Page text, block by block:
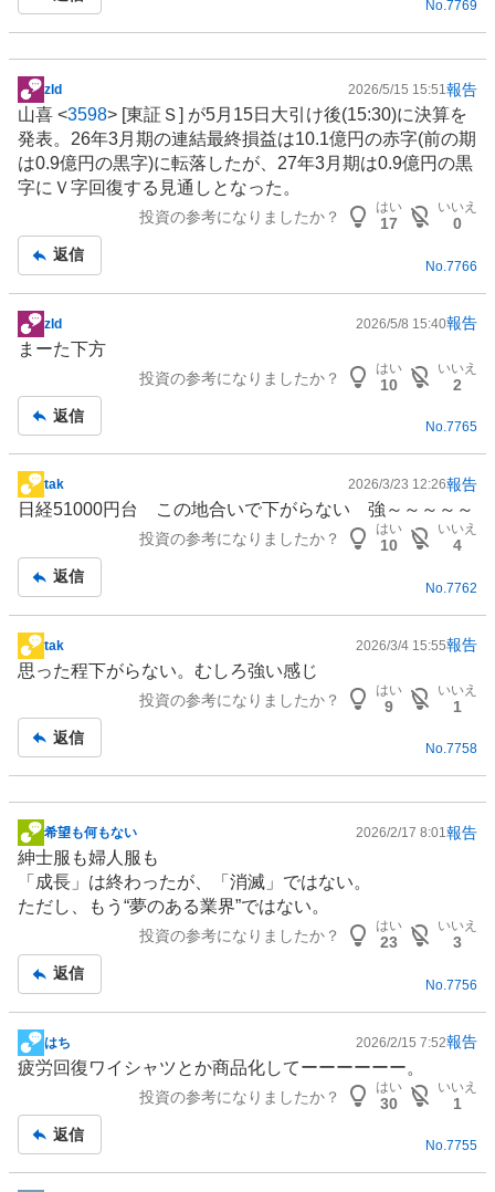
No.7769
掲
示
板
記
事
zld 2026/5/15 15:51報告
山喜 <3598> [東証Ｓ] が5月15日大引け後(15:30)に決算を
発表。26年3月期の連結最終損益は10.1億円の赤字(前の期
は0.9億円の黒字)に転落したが、27年3月期は0.9億円の黒
字にＶ字回復する見通しとなった。
投資の参考になりましたか？
はい
17
いいえ
0
返信
No. 7766
掲
示
事
zld 2026/5/8 15:40報告
まーた下方
投資の参考になりましたか？
はい
10
いいえ
2
返信
No.7765
掲
示
事
tak 2026/3/23 12:26報告
日経51000円台 この地合いで下がらない 強～～～～～
投資の参考になりましたか？
はい
10
いいえ
4
返信
No. 7762
掲
示
事
tak 2026/3/4 15:55報告
思った程下がらない。むしろ強い感じ
投資の参考になりましたか？
はい
9
いいえ
1
返信
No.7758
掲
示
記
希望も何もない 2026/2/17 8:01報告
紳士服も婦人服も
「成長」は終わったが、「消滅」ではない。
ただし、もう“夢のある業界”ではない。
投資の参考になりましたか？
はい
23
いいえ
3
返信
No. 7756
掲
示
事
はち 2026/2/15 7:52報告
疲労回復ワイシャツとか商品化してーーーーーー。
投資の参考になりましたか？
はい
30
いいえ
1
返信
No.7755